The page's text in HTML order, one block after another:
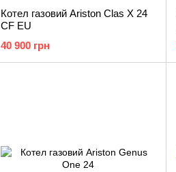
Котел газовий Ariston Clas X 24
CF EU
40 900 грн